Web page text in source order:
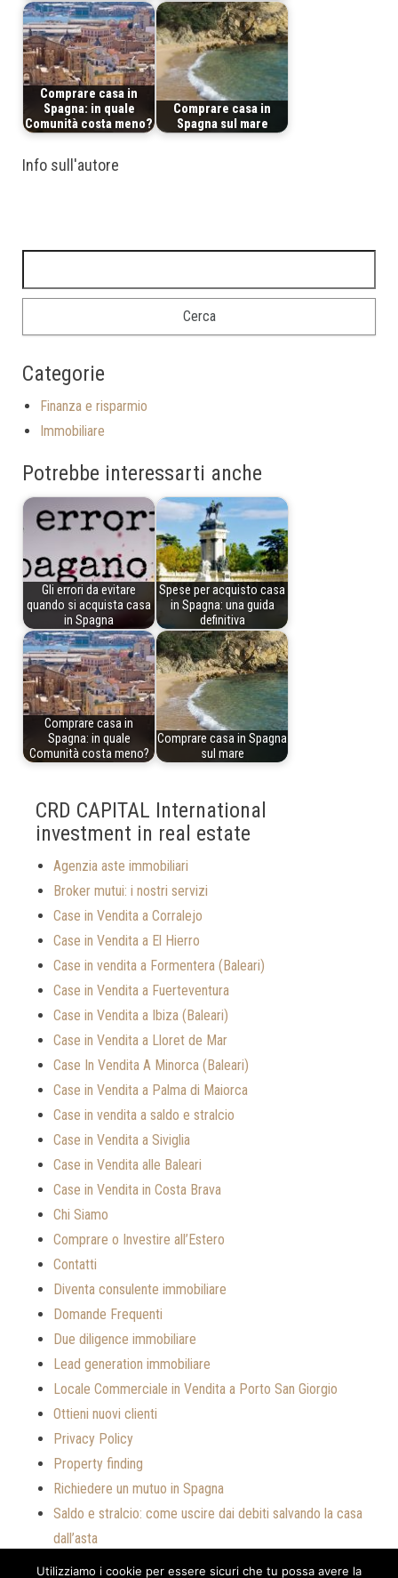
Comprare casa in
Spagna: in quale
Comunità costa meno?
Comprare casa in
Spagna sul mare
Info sull'autore
Categorie
Finanza e risparmio
Immobiliare
Potrebbe interessarti anche
Gli errori da evitare
quando si acquista casa
in Spagna
Spese per acquisto casa
in Spagna: una guida
definitiva
Comprare casa in
Spagna: in quale
Comunità costa meno?
Comprare casa in Spagna
sul mare
CRD CAPITAL International
investment in real estate
Agenzia aste immobiliari
Broker mutui: i nostri servizi
Case in Vendita a Corralejo
Case in Vendita a El Hierro
Case in vendita a Formentera (Baleari)
Case in Vendita a Fuerteventura
Case in Vendita a Ibiza (Baleari)
Case in Vendita a Lloret de Mar
Case In Vendita A Minorca (Baleari)
Case in Vendita a Palma di Maiorca
Case in vendita a saldo e stralcio
Case in Vendita a Siviglia
Case in Vendita alle Baleari
Case in Vendita in Costa Brava
Chi Siamo
Comprare o Investire all’Estero
Contatti
Diventa consulente immobiliare
Domande Frequenti
Due diligence immobiliare
Lead generation immobiliare
Locale Commerciale in Vendita a Porto San Giorgio
Ottieni nuovi clienti
Privacy Policy
Property finding
Richiedere un mutuo in Spagna
Saldo e stralcio: come uscire dai debiti salvando la casa
dall’asta
Servizi
Utilizziamo i cookie per essere sicuri che tu possa avere la